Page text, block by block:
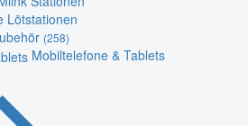
Lötstationen
(258)
Mobiltelefone & Tablets